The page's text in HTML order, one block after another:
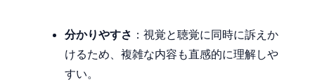
分かりやすさ ：視覚と聴覚に同時に訴えか
けるため、複雑な内容も直感的に理解しや
すい。